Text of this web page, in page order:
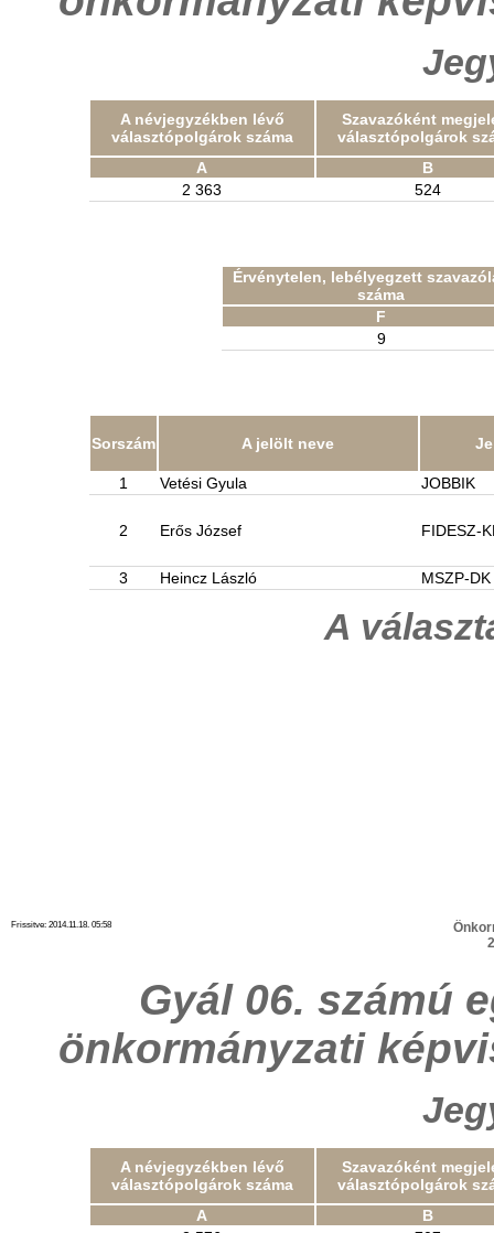
A névjegyzékben lévő
választópolgárok száma
Szavazóként
választópolgárok
A
B
2 363
524
Érvénytelen, lebélyegzett
száma
F
9
Sorszám A jelölt neve
1 Vetési Gyula JOBBIK
2 Erős József FIDESZ-
3 Heincz László MSZP-DK
A
Frissitve: 2014.11.18. 05:58
Gyál 06. számú
önkormányzati
A névjegyzékben lévő
választópolgárok száma
Szavazóként
választópolgárok
A
B